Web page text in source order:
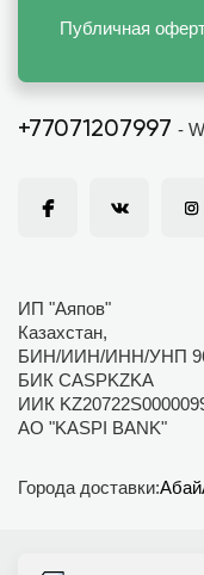
Публичная
+77071207997 -
ИП "Аяпов"
Казахстан,
БИН/ИИН/ИНН/УНП
БИК CASPKZKA
ИИК
АО "KASPI BANK"
Города доставки:Абай